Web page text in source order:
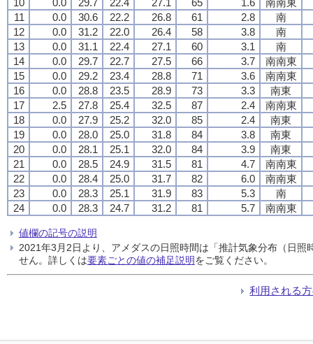
11
0.0 30.6 22.2 26.8 61 2.8
南
12
0.0 31.2 22.0 26.4 58 3.8
南
13
0.0 31.1 22.4 27.1 60 3.1
南
14
0.0 29.7 22.7 27.5 66 3.7
南南東
15
0.0 29.2 23.4 28.8 71 3.6
南南東
16
0.0 28.8 23.5 28.9 73 3.3
南東
17
2.5 27.8 25.4 32.5 87 2.4
南南東
18
0.0 27.9 25.2 32.0 85 2.4
南東
19
0.0 28.0 25.0 31.8 84 3.8
南東
20
0.0 28.1 25.1 32.0 84 3.9
南東
21
0.0 28.5 24.9 31.5 81 4.7
南南東
22
0.0 28.4 25.0 31.7 82 6.0
南南東
23
0.0 28.3 25.1 31.9 83 5.3
南
24
0.0 28.3 24.7 31.2 81 5.7 南南東
値欄の記号の説明
2021年3月2日より、アメダスの日照時間は「推計気象分布（日
せん。詳しくは要素ごとの値の補足説明をご覧ください。
利用される